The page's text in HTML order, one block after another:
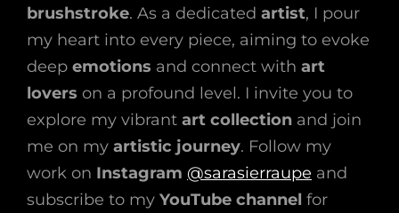
brushstroke. As a dedicated artist, I pour
my heart into every piece, aiming to evoke
deep emotions and connect with art
lovers on a profound level. I invite you to
explore my vibrant art collection and join
me on my artistic journey. Follow my
work on Instagram @sarasierraupe and
subscribe to my YouTube channel for